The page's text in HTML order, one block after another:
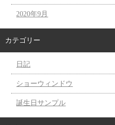
2020年9月
カテゴリー
日記
ショーウィンドウ
誕生日サンプル